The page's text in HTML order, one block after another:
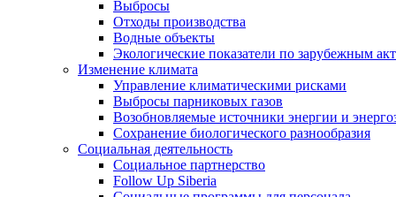
Выбросы
Отходы производства
Водные объекты
Экологические показатели по зарубежным
Изменение климата
Управление климатическими рисками
Выбросы парниковых газов
Возобновляемые источники энергии и
Сохранение биологического разнообразия
Социальная деятельность
Социальное партнерство
Follow Up Siberia